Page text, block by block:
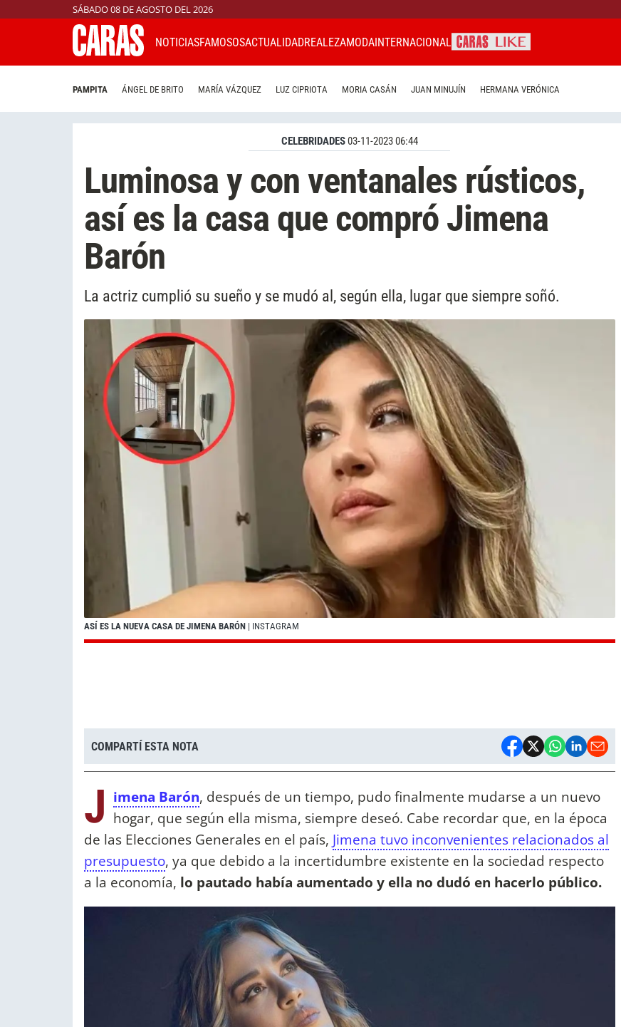
SÁBADO 08 DE AGOSTO DEL 2026
NOTICIASFAMOSOSACTUALIDADREALEZAMODAINTERNACIONAL
PAMPITA ÁNGEL DE BRITO MARÍA VÁZQUEZ LUZ CIPRIOTA MORIA CASÁN JUAN MINUJÍN HERMANA VERÓNICA
CELEBRIDADES03-11-2023 06:44
Luminosa y con ventanales rústicos,
así es la casa que compró Jimena
Barón
La actriz cumplió su sueño y se mudó al, según ella, lugar que siempre soñó.
ASÍ ES LA NUEVA CASA DE JIMENA BARÓN | INSTAGRAM
COMPARTÍ ESTA NOTA
J imena Barón, después de un tiempo, pudo finalmente mudarse a un nuevo
hogar, que según ella misma, siempre deseó. Cabe recordar que, en la época
de las Elecciones Generales en el país, Jimena tuvo inconvenientes relacionados al
presupuesto, ya que debido a la incertidumbre existente en la sociedad respecto
a la economía, lo pautado había aumentado y ella no dudó en hacerlo público.